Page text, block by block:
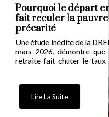
Pourquoi le départ
fait reculer la
précarité
Une étude inédite de la
mars 2026, démontre que
retraite fait chuter le taux
Un effet protecteur
marqué pour les
toutefois la
structurelles.
Lire La Suite